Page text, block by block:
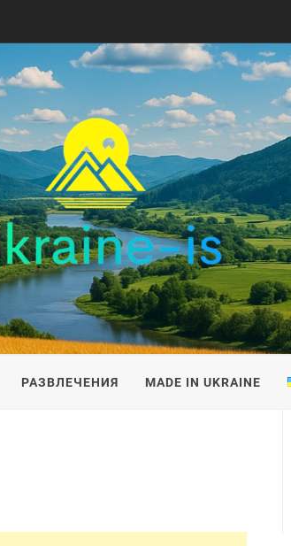
РАЗВЛЕЧЕНИЯ MADE IN UKRAINE